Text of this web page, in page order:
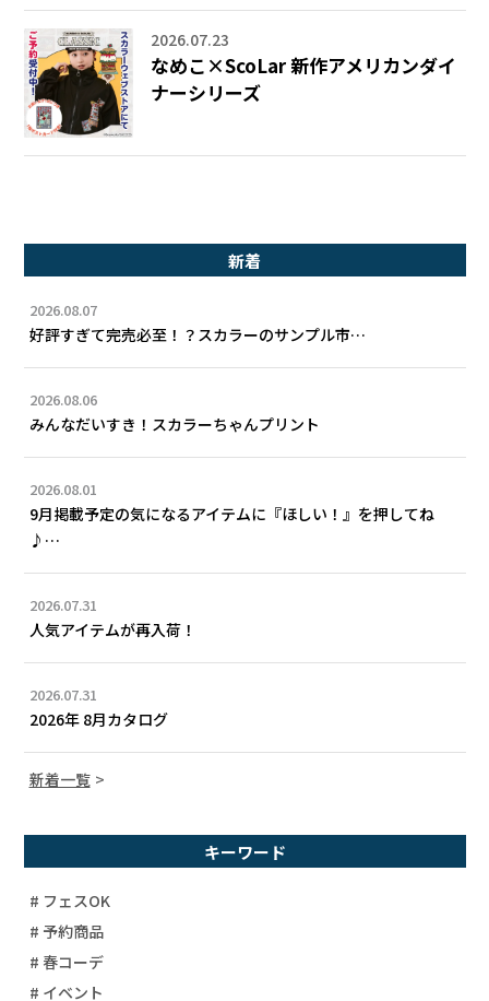
新着
2026.08.07
好評すぎて完売必至！？スカラーのサンプル市…
2026.08.06
みんなだいすき！スカラーちゃんプリント
2026.08.01
9月掲載予定の気になるアイテムに『ほしい！』を押してね
♪…
2026.07.31
人気アイテムが再入荷！
2026.07.31
2026年 8月カタログ
新着一覧
キーワード
# フェスOK
# 予約商品
# 春コーデ
# イベント
2026.07.23
なめこ×ScoLar 新作アメリカンダイ
ナーシリーズ